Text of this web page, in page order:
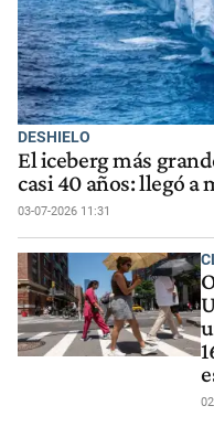
DESHIELO
El iceberg más
casi 40 años: llegó a
03-07-2026 11:31